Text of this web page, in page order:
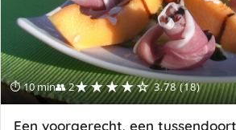
⏱ 10 min👥 2★★★★☆ 3.78 (18)
Een voorgerecht, een